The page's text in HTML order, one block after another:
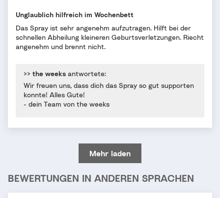
Unglaublich hilfreich im Wochenbett
Das Spray ist sehr angenehm aufzutragen. Hilft bei der
schnellen Abheilung kleineren Geburtsverletzungen. Riecht
angenehm und brennt nicht.
>> the weeks antwortete:
Wir freuen uns, dass dich das Spray so gut supporten
konnte! Alles Gute!
- dein Team von the weeks
Mehr laden
BEWERTUNGEN IN ANDEREN SPRACHEN